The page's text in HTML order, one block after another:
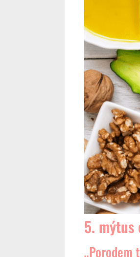
5. mýtus
„Porodem